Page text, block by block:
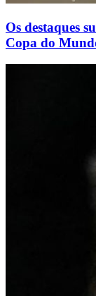
Os destaques
Copa do